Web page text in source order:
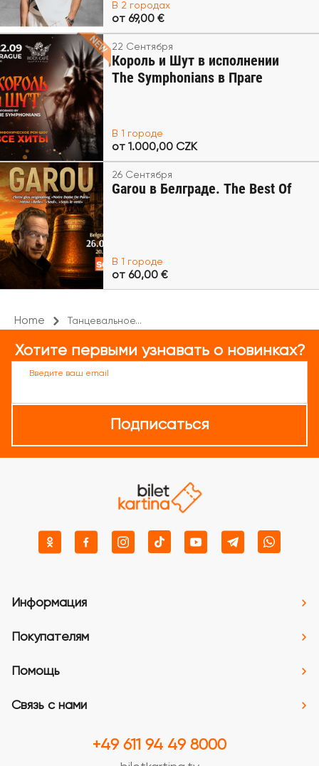
В 2 городах
от 69,00 €
22 Сентября
Король и Шут в исполнении
The Symphonians в Праге
В 1 городе
от 1.000,00 CZK
26 Сентября
Garou в Белграде. The Best Of
В 1 городе
от 60,00 €
Home Танцевальное...
Хотите первыми узнавать о новинках?
Введите ваш email
Подписаться
Информация
Покупателям
Помощь
Связь с нами
+49 611 94 49 8000